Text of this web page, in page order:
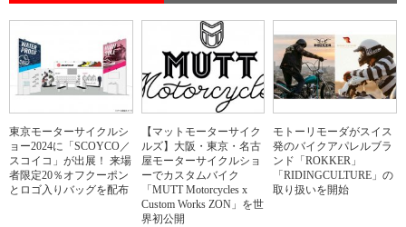
東京モーターサイクルシ
ョー2024に「SCOYCO／
スコイコ」が出展！ 来場
者限定20％オフクーポン
とロゴ入りバッグを配布
【マットモーターサイク
ルズ】大阪・東京・名古
屋モーターサイクルショ
ーでカスタムバイク
「MUTT Motorcycles x
Custom Works ZON」を世
界初公開
モトーリモーダがスイス
発のバイクアパレルブラ
ンド「ROKKER」
「RIDINGCULTURE」の
取り扱いを開始